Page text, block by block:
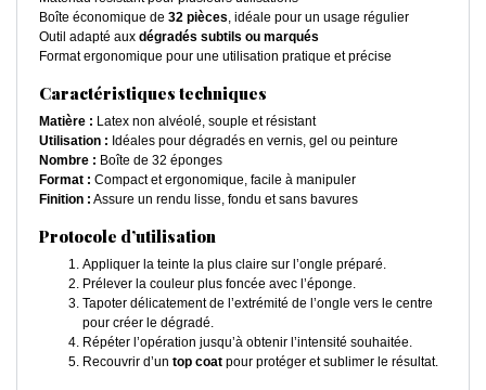
Boîte économique de 32 pièces, idéale pour un usage régulier
Outil adapté aux dégradés subtils ou marqués
Format ergonomique pour une utilisation pratique et précise
Caractéristiques techniques
Matière : Latex non alvéolé, souple et résistant
Utilisation : Idéales pour dégradés en vernis, gel ou peinture
Nombre : Boîte de 32 éponges
Format : Compact et ergonomique, facile à manipuler
Finition : Assure un rendu lisse, fondu et sans bavures
Protocole d’utilisation
Appliquer la teinte la plus claire sur l’ongle préparé.
Prélever la couleur plus foncée avec l’éponge.
Tapoter délicatement de l’extrémité de l’ongle vers le centre
pour créer le dégradé.
Répéter l’opération jusqu’à obtenir l’intensité souhaitée.
Recouvrir d’un top coat pour protéger et sublimer le résultat.